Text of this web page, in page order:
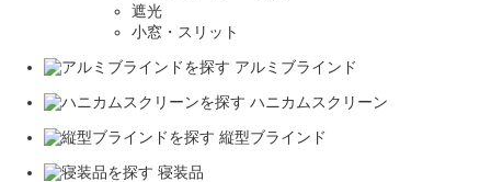
遮光
小窓・スリット
アルミブラインド
ハニカムスクリーン
縦型ブラインド
寝装品